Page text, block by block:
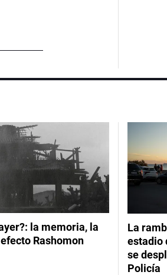
la memoria, la
Rashomon
La
estadio
se
Policía